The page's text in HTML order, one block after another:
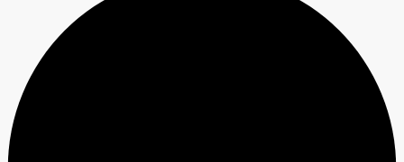
업법 및 기타 관련법령의 규정에 따릅니다.
제2장 서비스 이용계약
제5조(이용계약의 성립)
이용계약은 이용자의 이용신청에 대한 회사의 승낙과 이용자의
■ 개인정보의 보유 및 이용기간
원칙적으로, 개인정보 수집 및 이용목적이 달성된 후에는 해당
정보를 지체 없이 파기합니다. 단, 관계법령의 규정에 의하여 보
존할 필요가 있는 경우 회사는 아래와 같이 관계법령에서 정한
일정한 기간 동안 회원정보를 보관합니다.